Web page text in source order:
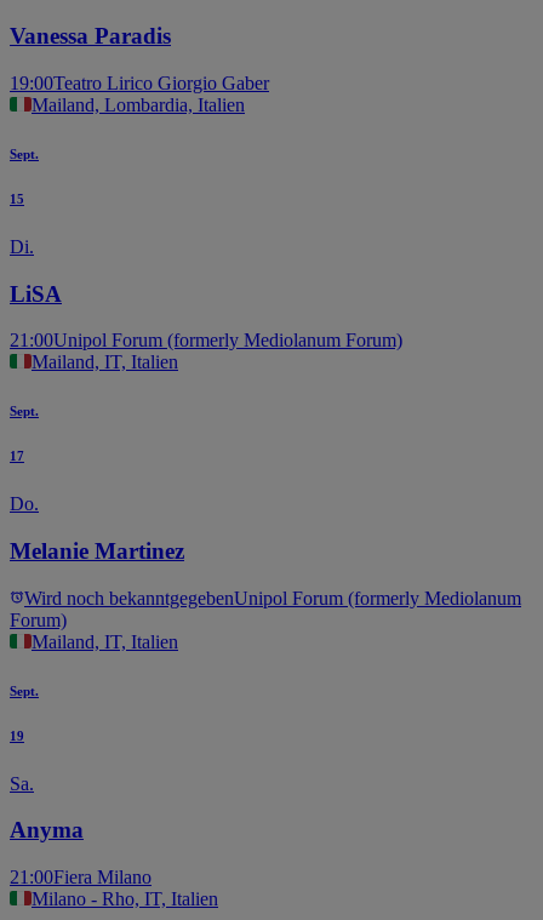
Vanessa Paradis
19:00Teatro Lirico Giorgio Gaber
Mailand, Lombardia, Italien
Sept.
15
Di.
LiSA
21:00Unipol Forum (formerly Mediolanum Forum)
Mailand, IT, Italien
Sept.
17
Do.
Melanie Martinez
Wird noch bekanntgegebenUnipol Forum (formerly Mediolanum
Forum)
Mailand, IT, Italien
Sept.
19
Sa.
Anyma
21:00Fiera Milano
Milano - Rho, IT, Italien